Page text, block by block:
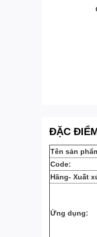
ĐẶC
Tên sản
Code:
Hãng- Xuất
Ứng dụng: